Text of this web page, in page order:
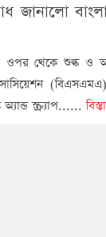
জানালো
ওপর থেকে শুল্ক ও
স্ক্র্যাপ......